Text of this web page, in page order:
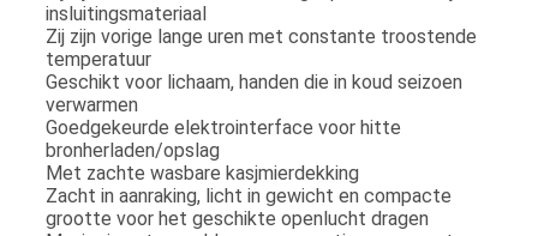
insluitingsmateriaal
Zij zijn vorige lange uren met constante troostende
temperatuur
Geschikt voor lichaam, handen die in koud seizoen
verwarmen
Goedgekeurde elektrointerface voor hitte
bronherladen/opslag
Met zachte wasbare kasjmierdekking
Zacht in aanraking, licht in gewicht en compacte
grootte voor het geschikte openlucht dragen